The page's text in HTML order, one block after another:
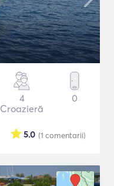
4
Croazieră
0
(1 comentarii)
5.0